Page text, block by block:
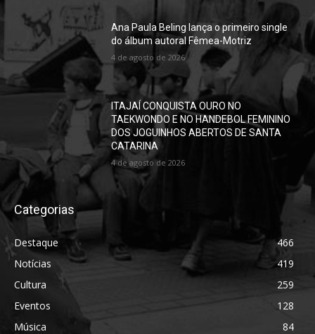
Ana Paula Beling lança o primeiro single
do álbum autoral Fêmea-Motriz
4 de agosto de 2026
ITAJAÍ CONQUISTA OURO NO
TAEKWONDO E NO HANDEBOL FEMININO
DOS JOGUINHOS ABERTOS DE SANTA
CATARINA
4 de agosto de 2026
Categorias
Destaque
466
Notícias
419
Cultura
259
Eventos
128
Música
84